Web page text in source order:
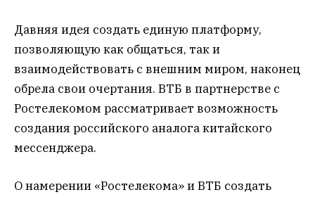
Давняя идея создать единую платформу,
позволяющую как общаться, так и
взаимодействовать с внешним миром, наконец
обрела свои очертания. ВТБ в партнерстве с
Ростелекомом рассматривает возможность
создания российского аналога китайского
мессенджера.
О намерении «Ростелекома» и ВТБ создать